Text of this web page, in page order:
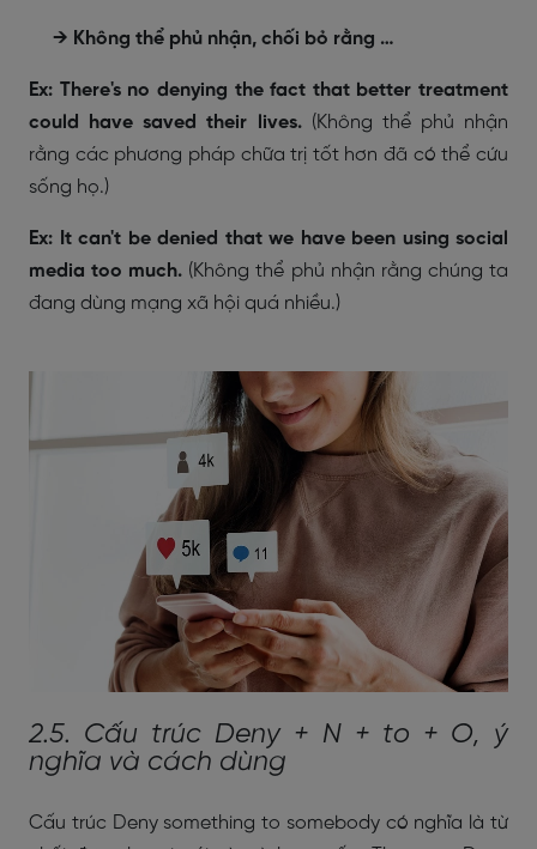
→ Không thể phủ nhận, chối bỏ rằng …
Ex: There's no denying the fact that better treatment
could have saved their lives. (Không thể phủ nhận
rằng các phương pháp chữa trị tốt hơn đã có thể cứu
sống họ.)
Ex: It can't be denied that we have been using social
media too much. (Không thể phủ nhận rằng chúng ta
đang dùng mạng xã hội quá nhiều.)
2.5. Cấu trúc Deny + N + to + O, ý
nghĩa và cách dùng
Cấu trúc Deny something to somebody có nghĩa là từ